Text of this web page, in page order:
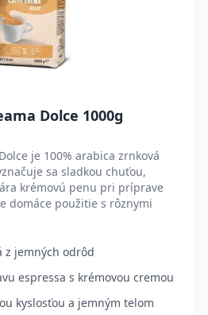
Dolce 1000g
je 100% arabica zrnková
sa sladkou chuťou,
krémovú penu pri príprave
domáce použitie s rôznymi
z jemných odrôd
espressa s krémovou cremou
kyslosťou a jemným telom